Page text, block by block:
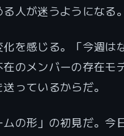
人が迷うようになる。
を感じる。「今週は
のメンバーの存在モ
っているからだ。
の形」の初見だ。今